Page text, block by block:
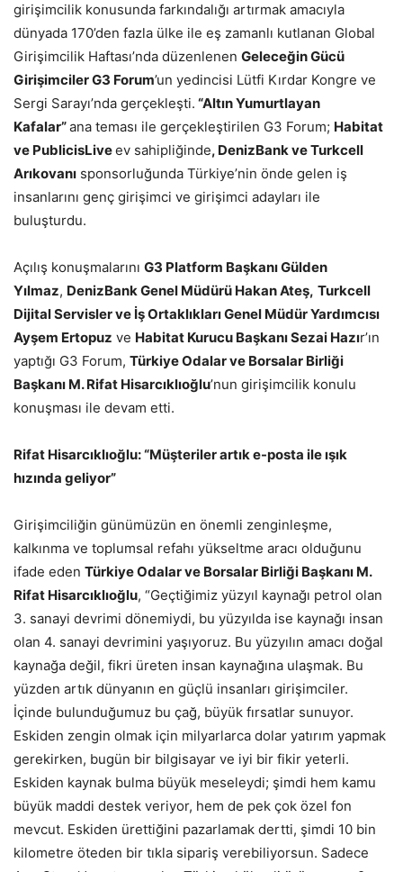
girişimcilik konusunda farkındalığı artırmak amacıyla
dünyada 170’den fazla ülke ile eş zamanlı kutlanan Global
Girişimcilik Haftası’nda düzenlenen Geleceğin Gücü
Girişimciler G3 Forum’un yedincisi Lütfi Kırdar Kongre ve
Sergi Sarayı’nda gerçekleşti. “Altın Yumurtlayan
Kafalar”ana teması ile gerçekleştirilen G3 Forum; Habitat
ve PublicisLiveev sahipliğinde, DenizBank ve Turkcell
Arıkovanı sponsorluğunda Türkiye’nin önde gelen iş
insanlarını genç girişimci ve girişimci adayları ile
buluşturdu.
Açılış konuşmalarını G3 Platform Başkanı Gülden
Yılmaz, DenizBank Genel Müdürü Hakan Ateş, Turkcell
Dijital Servisler ve İş Ortaklıkları Genel Müdür Yardımcısı
Ayşem Ertopuz ve Habitat Kurucu Başkanı Sezai Hazır’ın
yaptığı G3 Forum, Türkiye Odalar ve Borsalar Birliği
Başkanı M. Rifat Hisarcıklıoğlu’nun girişimcilik konulu
konuşması ile devam etti.
Rifat Hisarcıklıoğlu: “Müşteriler artık e-posta ile ışık
hızında geliyor”
Girişimciliğin günümüzün en önemli zenginleşme,
kalkınma ve toplumsal refahı yükseltme aracı olduğunu
ifade eden Türkiye Odalar ve Borsalar Birliği Başkanı M.
Rifat Hisarcıklıoğlu, “Geçtiğimiz yüzyıl kaynağı petrol olan
3. sanayi devrimi dönemiydi, bu yüzyılda ise kaynağı insan
olan 4. sanayi devrimini yaşıyoruz. Bu yüzyılın amacı doğal
kaynağa değil, fikri üreten insan kaynağına ulaşmak. Bu
yüzden artık dünyanın en güçlü insanları girişimciler.
İçinde bulunduğumuz bu çağ, büyük fırsatlar sunuyor.
Eskiden zengin olmak için milyarlarca dolar yatırım yapmak
gerekirken, bugün bir bilgisayar ve iyi bir fikir yeterli.
Eskiden kaynak bulma büyük meseleydi; şimdi hem kamu
büyük maddi destek veriyor, hem de pek çok özel fon
mevcut. Eskiden ürettiğini pazarlamak dertti, şimdi 10 bin
kilometre öteden bir tıkla sipariş verebiliyorsun. Sadece